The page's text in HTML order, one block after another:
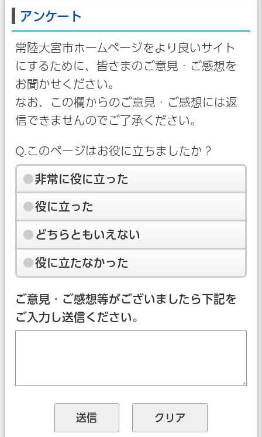
アンケート
常陸大宮市ホームページをより良いサイト
にするために、皆さまのご意見・ご感想を
お聞かせください。
なお、この欄からのご意見・ご感想には返
信できませんのでご了承ください。
Q.このページはお役に立ちましたか？
非常に役に立った
役に立った
どちらともいえない
役に立たなかった
ご意見・ご感想等がございましたら下記を
ご入力し送信ください。